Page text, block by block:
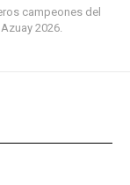
campeones del
2026.